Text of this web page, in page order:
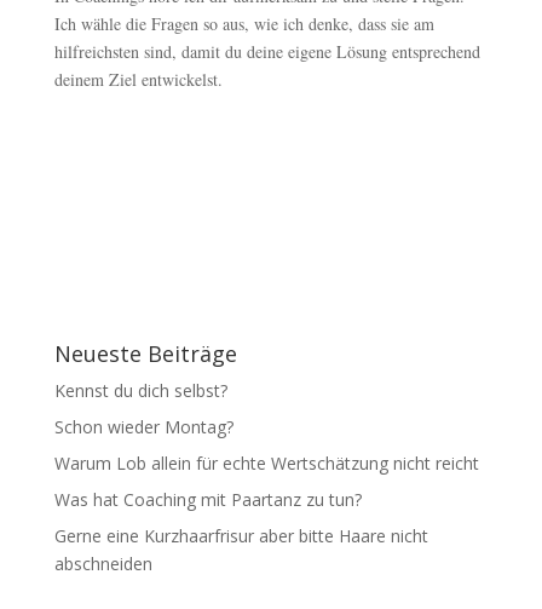
Ich wähle die Fragen so aus, wie ich denke, dass sie am
hilfreichsten sind, damit du deine eigene Lösung entsprechend
deinem Ziel entwickelst.
Neueste Beiträge
Kennst du dich selbst?
Schon wieder Montag?
Warum Lob allein für echte Wertschätzung nicht reicht
Was hat Coaching mit Paartanz zu tun?
Gerne eine Kurzhaarfrisur aber bitte Haare nicht
abschneiden